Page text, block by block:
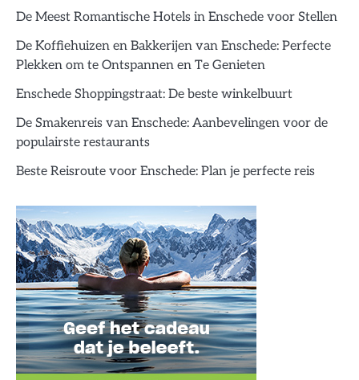
De Meest Romantische Hotels in Enschede voor Stellen
De Koffiehuizen en Bakkerijen van Enschede: Perfecte
Plekken om te Ontspannen en Te Genieten
Enschede Shoppingstraat: De beste winkelbuurt
De Smakenreis van Enschede: Aanbevelingen voor de
populairste restaurants
Beste Reisroute voor Enschede: Plan je perfecte reis